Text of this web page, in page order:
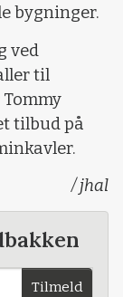
bygninger.
ved
til
tilbud på
/ jhal
Tilmeld